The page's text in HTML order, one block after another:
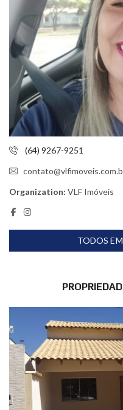
(64) 9267-9251
Organization: VLF Imóveis
TODOS